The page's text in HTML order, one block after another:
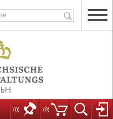
(0) (0)